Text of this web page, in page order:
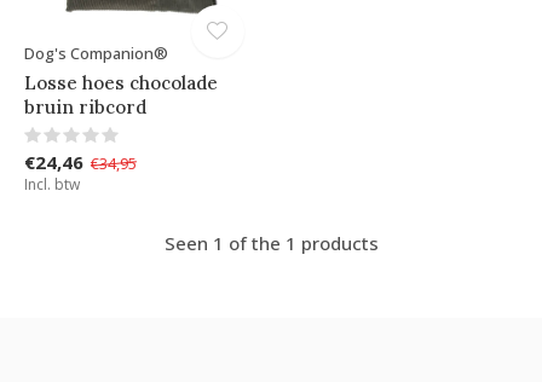
Dog's Companion®
Losse hoes chocolade
bruin ribcord
€24,46 €34,95
Incl. btw
Seen 1 of the 1 products